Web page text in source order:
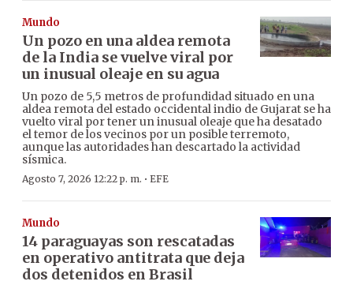
Mundo
Un pozo en una aldea remota
de la India se vuelve viral por
un inusual oleaje en su agua
Un pozo de 5,5 metros de profundidad situado en una
aldea remota del estado occidental indio de Gujarat se ha
vuelto viral por tener un inusual oleaje que ha desatado
el temor de los vecinos por un posible terremoto,
aunque las autoridades han descartado la actividad
sísmica.
Agosto 7, 2026 12:22 p. m. · EFE
Mundo
14 paraguayas son rescatadas
en operativo antitrata que deja
dos detenidos en Brasil